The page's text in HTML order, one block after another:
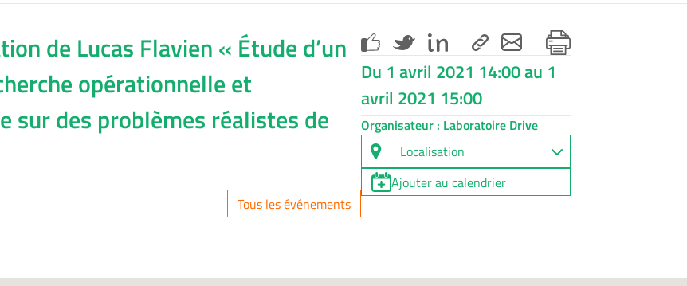
de Lucas Flavien « Étude d’un
opérationnelle et
sur des problèmes réalistes de
Tous les événements
Du 1 avril 2021 14:00 au 1
avril 2021 15:00
Organisateur : Laboratoire Drive
Localisation
Ajouter au calendrier